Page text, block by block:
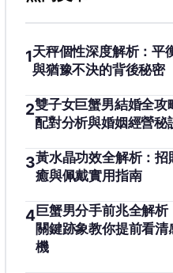
1天秤個性深度解析：平
與猶豫不決的背後秘密
2雙子女巨蟹男結婚全攻
配對分析與婚姻經營秘
3黃水晶功效全解析：招
癒與佩戴實用指南
4巨蟹男分手前兆全解析
關鍵跡象教你提前看清
機